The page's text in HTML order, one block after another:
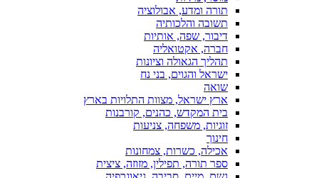
תורה ומדע, אבולוציה
תשובה והלכותיה
דיבור, שפה, אותיות
חברה, אקטואליה
תהליך הגאולה וציונות
ישראל והגוים, בני נח
שואה
ארץ ישראל, מצוות התלויות בארץ
בית המקדש, כהנים, קורבנות
זוגיות, משפחה, צניעות
חינוך
אכילה, כשרות, צמחונות
ספר תורה, תפילין, מזוזה, ציצית